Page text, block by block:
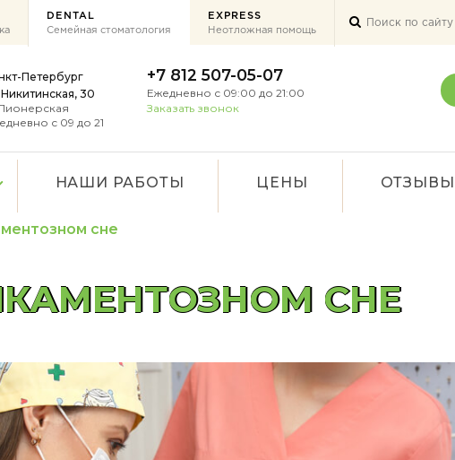
DENTAL
Семейная стоматология
EXPRESS
Неотложная помощь
Петербург
Никитинская, 30
с 09 до 21
+7 812 507-05-07
Ежедневно с 09:00 до 21:00
Заказать звонок
НАШИ РАБОТЫ ЦЕНЫ ОТЗЫВЫ
сне
СНЕ